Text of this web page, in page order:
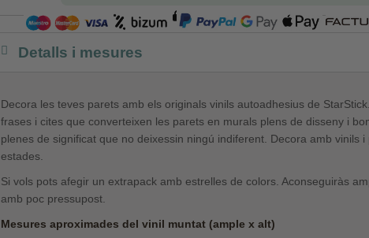
COMPRA SEGURA
Detalls i mesures
Decora les teves parets amb els originals vinils autoadhesius de
frases i cites que converteixen les parets en murals plens de disseny i
plenes de significat que no deixessin ningú indiferent. Decora amb vinils i
estades.
Si vols pots afegir un extrapack amb estrelles de colors. Aconseguiràs
amb poc pressupost.
Mesures aproximades del vinil muntat (ample x alt)